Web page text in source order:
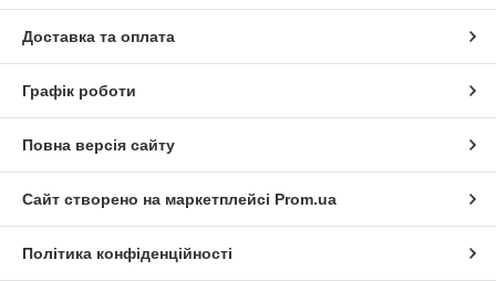
Доставка та оплата
Графік роботи
Повна версія сайту
Сайт створено на маркетплейсі Prom.ua
Політика конфіденційності